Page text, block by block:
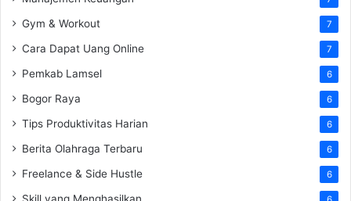
Gym & Workout 7
Cara Dapat Uang Online 7
Pemkab Lamsel 6
Bogor Raya 6
Tips Produktivitas Harian 6
Berita Olahraga Terbaru 6
Freelance & Side Hustle 6